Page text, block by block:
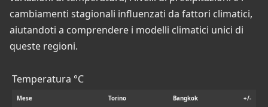
cambiamenti stagionali influenzati da fattori climatici,
aiutandoti a comprendere i modelli climatici unici di
queste regioni.
Temperatura °C
Mese Torino Bangkok +/-